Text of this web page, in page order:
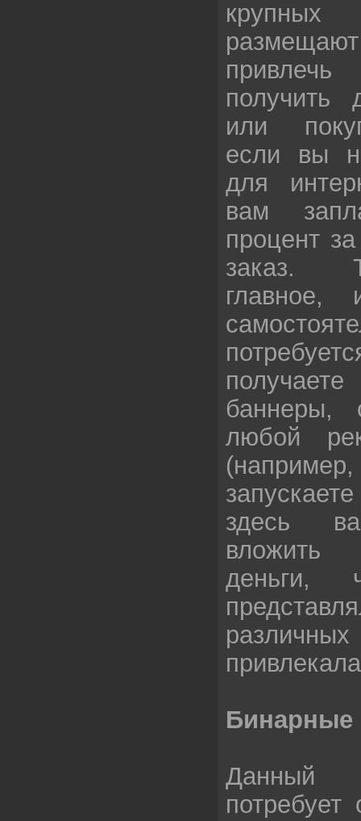
получить
или
если вы
для
вам
процент
заказ.
главное,
баннеры,
любой
здесь
деньги,
Данный